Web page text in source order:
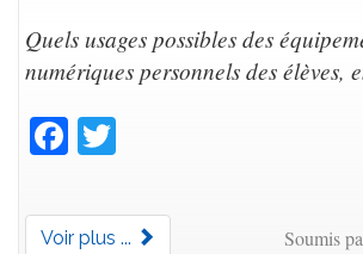
Quels usages possibles des
numériques personnels des élèves,
Facebook
Voir plus ... Soumis